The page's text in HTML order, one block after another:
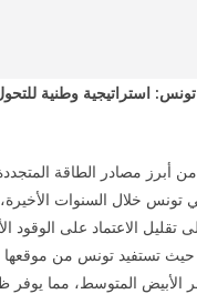
استراتيجية وطنية
من أبرز مصادر الطاقة
تونس خلال السنوات
تقليل الاعتماد على الوقود
حيث تستفيد تونس من
الأبيض المتوسط، مما يوفر